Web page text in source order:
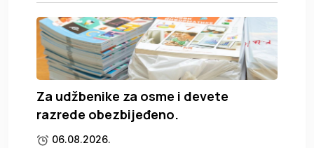
Za udžbenike za osme i devete
razrede obezbijeđeno.
06.08.2026.